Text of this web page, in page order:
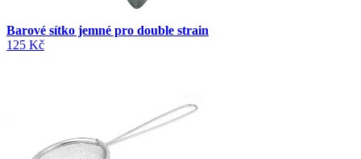
Barové sítko jemné pro double strain
125 Kč